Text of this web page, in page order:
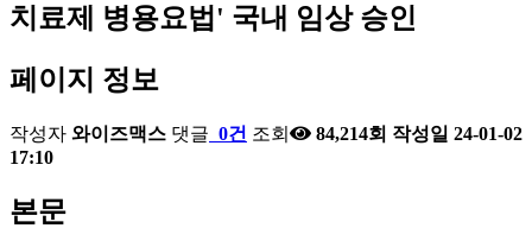
치료제 병용요법' 국내 임상 승인
페이지 정보
작성자 와이즈맥스 댓글 0건 조회 84,214회 작성일 24-01-02
17:10
본문